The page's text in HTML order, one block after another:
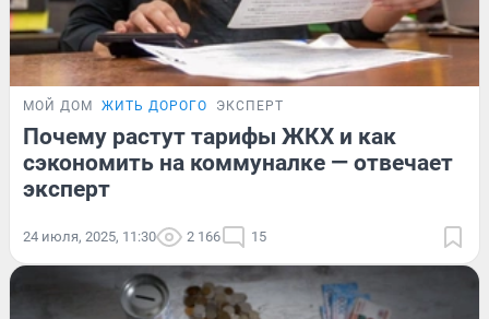
МОЙ ДОМ ЖИТЬ ДОРОГО ЭКСПЕРТ
Почему растут тарифы ЖКХ и как
сэкономить на коммуналке — отвечает
эксперт
24 июля, 2025, 11:30 2 166 15